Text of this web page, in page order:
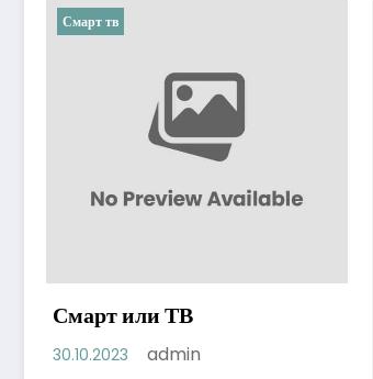
Смарт тв
Смарт или ТВ
30.10.2023 admin